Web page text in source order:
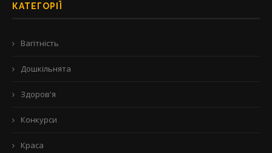
КАТЕГОРІЇ
Вагітність
Дошкільнята
Здоров'я
Конкурси
Краса